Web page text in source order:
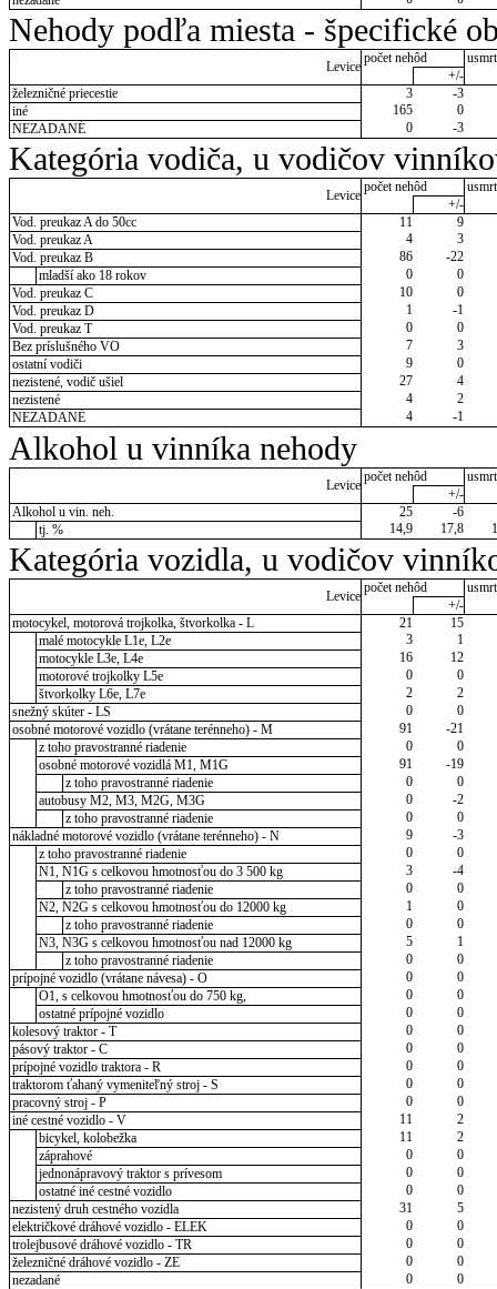
Nehody podľa miesta - špecifické
Levice
počet nehôd
+/-
železničné priecestie
3
-3
iné
165
0
NEZADANÉ
0 -3
Kategória vodiča, u vodičov
Levice
počet nehôd
+/-
Vod. preukaz A do 50cc
11
9
Vod. preukaz A
4
3
Vod. preukaz B
86
-22
mladší ako 18 rokov
0
0
Vod. preukaz C
10
0
Vod. preukaz D
1
-1
Vod. preukaz T
0
0
Bez príslušného VO
7
3
ostatní vodiči
9
0
nezistené, vodič ušiel
27
4
nezistené
4
2
NEZADANÉ
4 -1
Alkohol u vinníka nehody
Levice
počet nehôd
+/-
Alkohol u vin. neh.
25
-6
tj. %
14,9 17,8
Kategória vozidla, u vodičov
Levice
počet nehôd
+/-
motocykel, motorová trojkolka, štvorkolka - L
21
15
malé motocykle L1e, L2e
3
1
motocykle L3e, L4e
16
12
motorové trojkolky L5e
0
0
štvorkolky L6e, L7e
2
2
snežný skúter - LS
0
0
osobné motorové vozidlo (vrátane terénneho) - M
91
-21
z toho pravostranné riadenie
0
0
osobné motorové vozidlá M1, M1G
91
-19
z toho pravostranné riadenie
0
0
autobusy M2, M3, M2G, M3G
0
-2
z toho pravostranné riadenie
0
0
nákladné motorové vozidlo (vrátane terénneho) - N
9
-3
z toho pravostranné riadenie
0
0
N1, N1G s celkovou hmotnosťou do 3 500 kg
3
-4
z toho pravostranné riadenie
0
0
N2, N2G s celkovou hmotnosťou do 12000 kg
1
0
z toho pravostranné riadenie
0
0
N3, N3G s celkovou hmotnosťou nad 12000 kg
5
1
z toho pravostranné riadenie
0
0
prípojné vozidlo (vrátane návesa) - O
0
0
O1, s celkovou hmotnosťou do 750 kg,
0
0
ostatné prípojné vozidlo
0
0
kolesový traktor - T
0
0
pásový traktor - C
0
0
prípojné vozidlo traktora - R
0
0
traktorom ťahaný vymeniteľný stroj - S
0
0
pracovný stroj - P
0
0
iné cestné vozidlo - V
11
2
bicykel, kolobežka
11
2
záprahové
0
0
jednonápravový traktor s prívesom
0
0
ostatné iné cestné vozidlo
0
0
nezistený druh cestného vozidla
31
5
električkové dráhové vozidlo - ELEK
0
0
trolejbusové dráhové vozidlo - TR
0
0
železničné dráhové vozidlo - ZE
0
0
nezadané
0 0